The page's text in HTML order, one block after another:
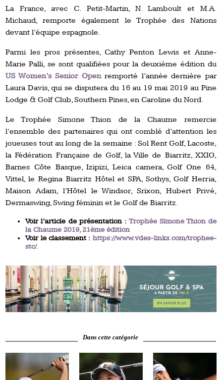
La France, avec C. Petit-Martin, N. Lamboult et M.A.
Michaud, remporte également le Trophée des Nations
devant l’équipe espagnole.
Parmi les pros présentes, Cathy Penton Lewis et Anne-
Marie Palli, se sont qualifiées pour la deuxième édition du
US Women’s Senior Openremporté l’année dernière par
Laura Davis, qui se disputera du 16 au 19 mai 2019 au Pine
Lodge & Golf Club, Southern Pines, en Caroline du Nord.
Le Trophée Simone Thion de la Chaume remercie
l‘ensemble des partenaires qui ont comblé d’attention les
joueuses tout au long de la semaine : Sol Rent Golf, Lacoste,
la Fédération Française de Golf, la Ville de Biarritz, XXIO,
Barnes Côte Basque, Izipizi, Leica camera, Golf One 64,
Vittel, le Regina Biarritz Hôtel et SPA, Sothys, Golf Herria,
Maison Adam, l’Hôtel le Windsor, Srixon, Hubert Privé,
Dermaswing, Swing féminin et le Golf de Biarritz.
Voir l’article de présentation : Trophée Simone Thion de
la Chaume 2019, 21ème édition
Voir le classement : https://www.vdes-links.com/trophee-
stc/.
Dans cette catégorie